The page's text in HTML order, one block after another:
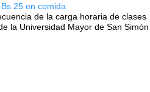
25 en comida
de la carga horaria de clases
la Universidad Mayor de San Simón